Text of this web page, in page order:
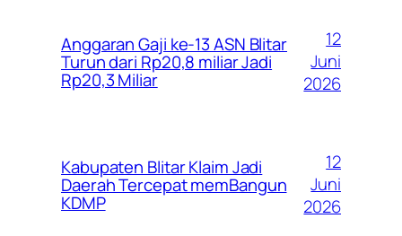
Anggaran Gaji ke-13 ASN Blitar
Turun dari Rp20,8 miliar Jadi
Rp20,3 Miliar
12
Juni
2026
Kabupaten Blitar Klaim Jadi
Daerah Tercepat memBangun
KDMP
12
Juni
2026